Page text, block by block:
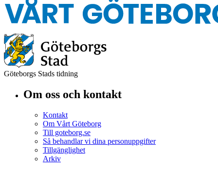
Göteborgs Stads tidning
Om oss och kontakt
Kontakt
Om Vårt Göteborg
Till goteborg.se
Så behandlar vi dina personuppgifter
Tillgänglighet
Arkiv